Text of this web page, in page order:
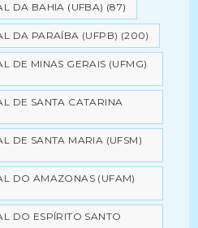
DA BAHIA (UFBA) (87)
DA PARAÍBA (UFPB) (200)
DE MINAS GERAIS (UFMG)
DE SANTA CATARINA
DE SANTA MARIA (UFSM)
DO AMAZONAS (UFAM)
DO ESPÍRITO SANTO